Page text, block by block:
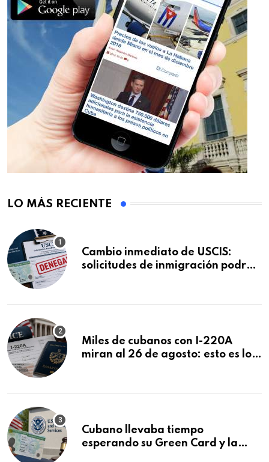
LO MÁS RECIENTE
Cambio inmediato de USCIS:
solicitudes de inmigración podrán
Miles de cubanos con I-220A
miran al 26 de agosto: esto es lo
Cubano llevaba tiempo
esperando su Green Card y la